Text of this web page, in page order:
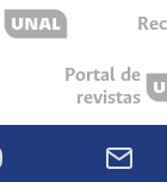
Portal de
revistas